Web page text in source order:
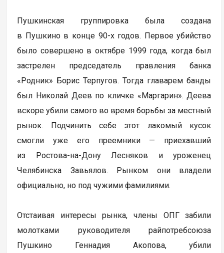
Пушкинская группировка была создана
в Пушкино в конце 90-х годов. Первое убийство
было совершено в октябре 1999 года, когда был
застрелен председатель правления банка
«Родник» Борис Терпугов. Тогда главарем банды
был Николай Деев по кличке «Маргарин». Деева
вскоре убили самого во время борьбы за местный
рынок. Подчинить себе этот лакомый кусок
смогли уже его преемники — приехавший
из Ростова-на-Дону Лесняков и уроженец
Челябинска Завьялов. Рынком они владели
официально, но под чужими фамилиями.
Отстаивая интересы рынка, члены ОПГ забили
молотками руководителя райпотребсоюза
Пушкино Геннадия Акопова, убили